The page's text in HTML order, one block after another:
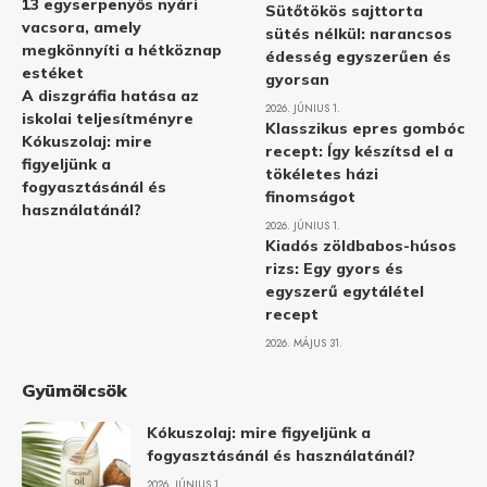
13 egyserpenyős nyári
vacsora, amely
megkönnyíti a hétköznap
estéket
A diszgráfia hatása az
iskolai teljesítményre
Kókuszolaj: mire
figyeljünk a
fogyasztásánál és
használatánál?
Sütőtökös sajttorta
sütés nélkül: narancsos
édesség egyszerűen és
gyorsan
2026. JÚNIUS 1.
Klasszikus epres gombóc
recept: Így készítsd el a
tökéletes házi
finomságot
2026. JÚNIUS 1.
Kiadós zöldbabos-húsos
rizs: Egy gyors és
egyszerű egytálétel
recept
2026. MÁJUS 31.
Gyümölcsök
Kókuszolaj: mire figyeljünk a
fogyasztásánál és használatánál?